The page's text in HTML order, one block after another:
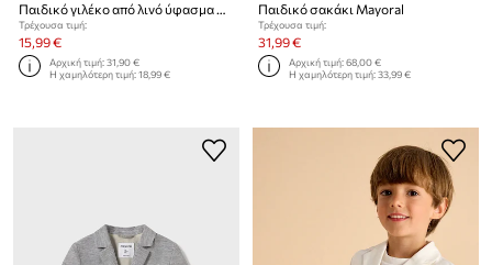
Παιδικό γιλέκο από λινό ύφασμα Mayoral
Τρέχουσα τιμή:
15,99 €
Αρχική τιμή:31,90 €
Η χαμηλότερη τιμή:18,99 €
Παιδικό σακάκι Mayoral
Τρέχουσα τιμή:
31,99 €
Αρχική τιμή:68,00 €
Η χαμηλότερη τιμή:33,99 €